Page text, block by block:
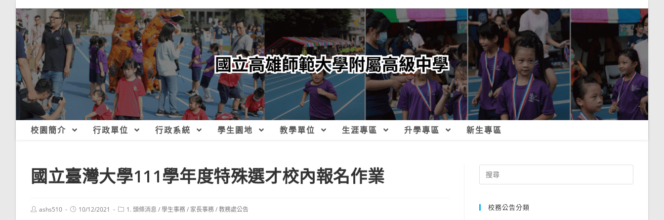
校園簡介 行政單位 行政系統 學生園地 教學單位 生涯專區 升學專區 新生專區
國立臺灣大學111學年度特殊選才校內報名作業
Postashs510
Post10/12/2021
Post1. 頭條消息 /學生事務/ 家長事務/教務處公告
Search
for:
校務公告分類